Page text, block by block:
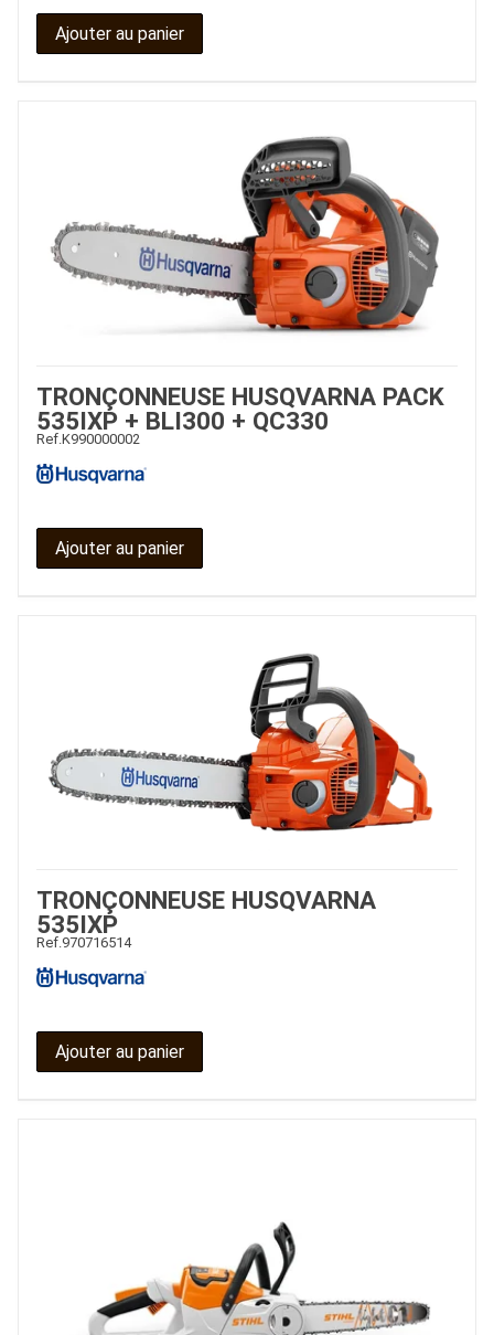
JOUET
Ajouter au panier
TRONÇONNEUSE HUSQVARNA PACK
535IXP + BLI300 + QC330
Ref. K990000002
Ajouter au panier
TRONÇONNEUSE HUSQVARNA
535IXP
Ref.970716514
Ajouter au panier